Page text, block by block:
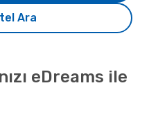
Ara
eDreams ile